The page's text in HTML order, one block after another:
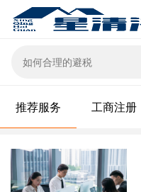
资质许可
推荐服务 工商注册